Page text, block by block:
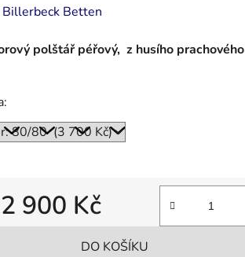
Billerbeck Betten
polštář péřový, z husího prachového
2 900 Kč
DO KOŠÍKU